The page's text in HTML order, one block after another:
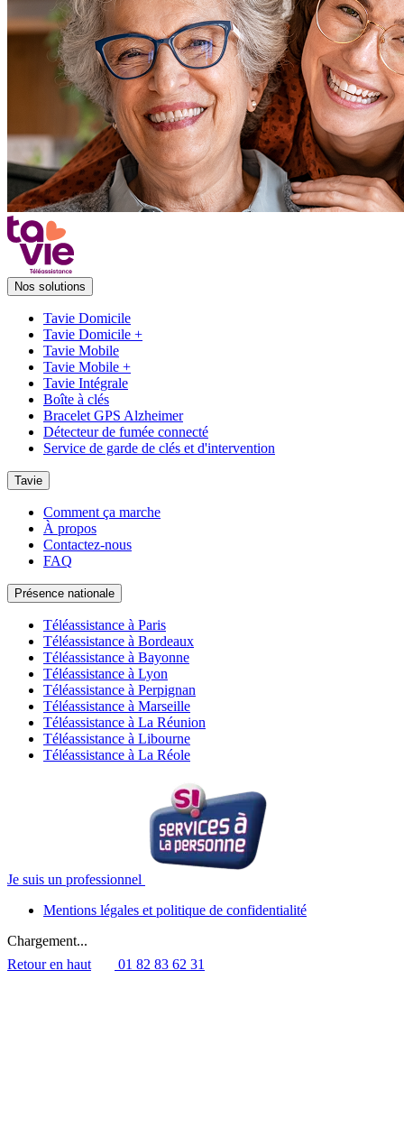
Nos solutions
Tavie Domicile
Tavie Domicile +
Tavie Mobile
Tavie Mobile +
Tavie Intégrale
Boîte à clés
Bracelet GPS Alzheimer
Détecteur de fumée connecté
Service de garde de clés et d'intervention
Tavie
Comment ça marche
À propos
Contactez-nous
FAQ
Présence nationale
Téléassistance à Paris
Téléassistance à Bordeaux
Téléassistance à Bayonne
Téléassistance à Lyon
Téléassistance à Perpignan
Téléassistance à Marseille
Téléassistance à La Réunion
Téléassistance à Libourne
Téléassistance à La Réole
Je suis un professionnel
Mentions légales et politique de confidentialité
Chargement...
Retour en haut
01 82 83 62 31